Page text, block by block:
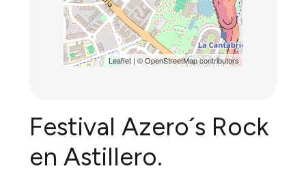
Leaflet| ©OpenStreetMapcontributors
Festival Azero´s Rock
en Astillero.